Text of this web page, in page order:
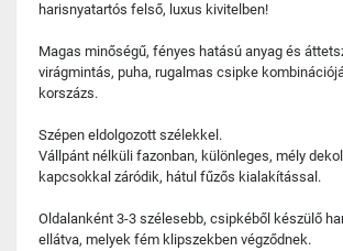
harisnyatartós felső, luxus kivitelben!
Magas minőségű, fényes hatású anyag és
virágmintás, puha, rugalmas csipke
korszázs.
Szépen eldolgozott szélekkel.
Vállpánt nélküli fazonban, különleges, mély
kapcsokkal záródik, hátul fűzős kialakítással.
Oldalanként 3-3 szélesebb, csipkéből készülő
ellátva, melyek fém klipszekben végződnek.